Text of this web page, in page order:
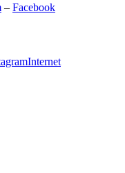
– Facebook
Internet